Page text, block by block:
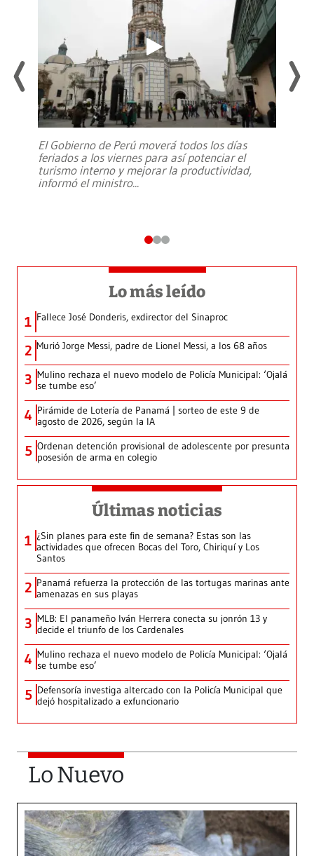
El Gobierno de Perú moverá todos los días
feriados a los viernes para así potenciar el
turismo interno y mejorar la productividad,
informó el ministro...
Lo más leído
1 Fallece José Donderis, exdirector del Sinaproc
2 Murió Jorge Messi, padre de Lionel Messi, a los 68 años
3 Mulino rechaza el nuevo modelo de Policía Municipal: ‘Ojalá
se tumbe eso’
4 Pirámide de Lotería de Panamá | sorteo de este 9 de
agosto de 2026, según la IA
5 Ordenan detención provisional de adolescente por presunta
posesión de arma en colegio
Últimas noticias
1 ¿Sin planes para este fin de semana? Estas son las
actividades que ofrecen Bocas del Toro, Chiriquí y Los
Santos
2 Panamá refuerza la protección de las tortugas marinas ante
amenazas en sus playas
3 MLB: El panameño Iván Herrera conecta su jonrón 13 y
decide el triunfo de los Cardenales
4 Mulino rechaza el nuevo modelo de Policía Municipal: ‘Ojalá
se tumbe eso’
5 Defensoría investiga altercado con la Policía Municipal que
dejó hospitalizado a exfuncionario
Lo Nuevo